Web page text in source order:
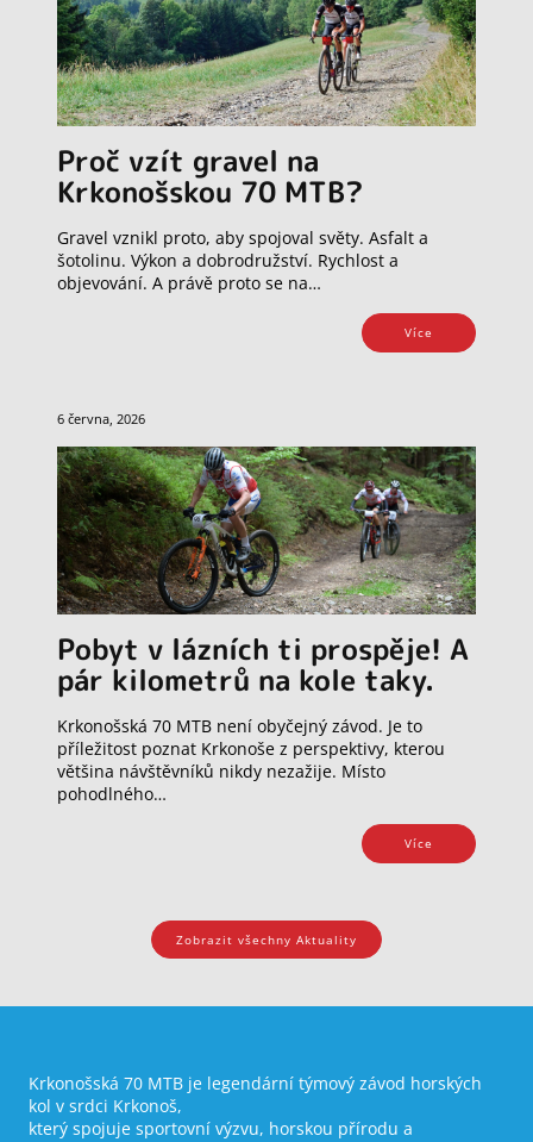
Proč vzít gravel na
Krkonošskou 70 MTB?
Gravel vznikl proto, aby spojoval světy. Asfalt a
šotolinu. Výkon a dobrodružství. Rychlost a
objevování. A právě proto se na…
Více
6 června, 2026
Pobyt v lázních ti prospěje! A
pár kilometrů na kole taky.
Krkonošská 70 MTB není obyčejný závod. Je to
příležitost poznat Krkonoše z perspektivy, kterou
většina návštěvníků nikdy nezažije. Místo
pohodlného…
Více
Zobrazit všechny Aktuality
Krkonošská 70 MTB je legendární týmový závod horských
kol v srdci Krkonoš,
který spojuje sportovní výzvu, horskou přírodu a